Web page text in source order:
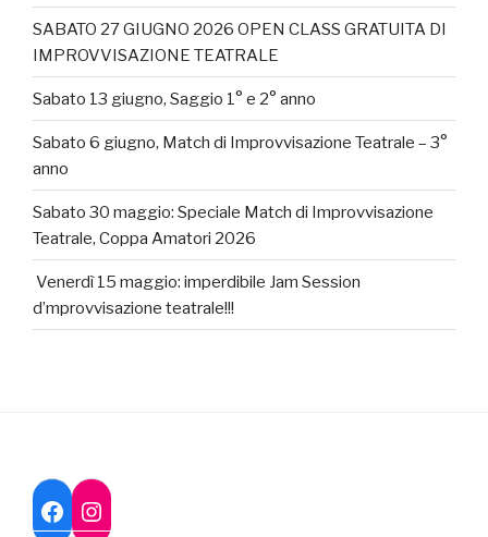
SABATO 27 GIUGNO 2026 OPEN CLASS GRATUITA DI
IMPROVVISAZIONE TEATRALE
Sabato 13 giugno, Saggio 1° e 2° anno
Sabato 6 giugno, Match di Improvvisazione Teatrale – 3°
anno
Sabato 30 maggio: Speciale Match di Improvvisazione
Teatrale, Coppa Amatori 2026
Venerdì 15 maggio: imperdibile Jam Session
d’mprovvisazione teatrale!!!
Facebook
Instagram